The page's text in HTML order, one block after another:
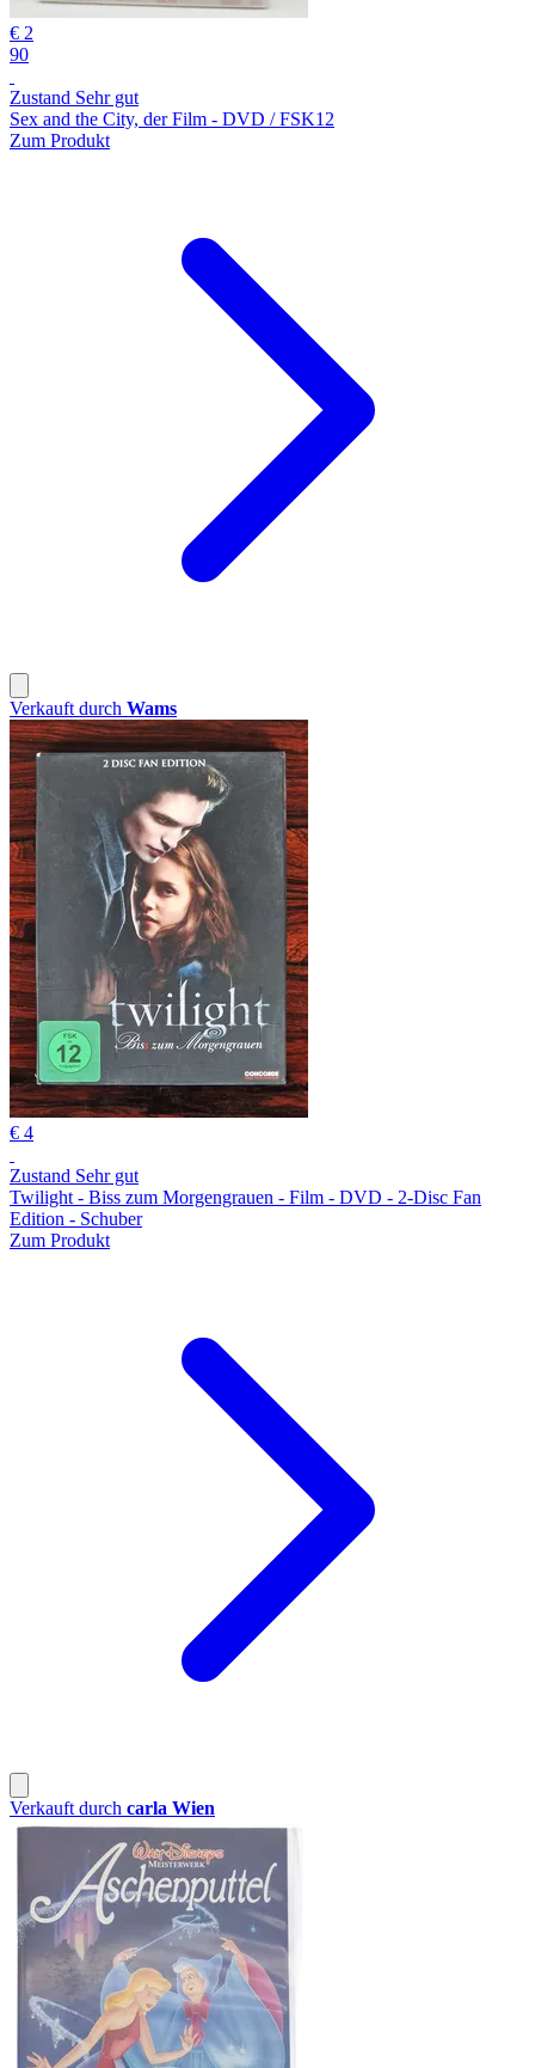
€ 2
90
Zustand Sehr gut
Sex and the City, der Film - DVD / FSK12
Zum Produkt
Verkauft durch Wams
€ 4
Zustand Sehr gut
Twilight - Biss zum Morgengrauen - Film - DVD - 2-Disc Fan
Edition - Schuber
Zum Produkt
Verkauft durch carla Wien